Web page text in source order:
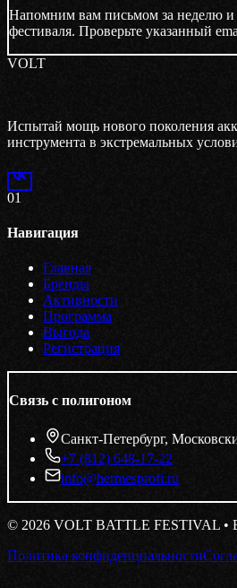
Напомним вам письмом за неделю и
фестиваля. Проверьте указанный
VOLT
Испытай мощь нового поколения
инструмента в экстремальных
01
Навигация
Главная
Бренды
Активности
Программа
Выгода
Регистрация
Связь с полигоном
Санкт-Петербург,
+7 (812) 648-17-22
info@hermesprofi.ru
© 2026 VOLT BATTLE FESTIVAL •
Политика конфиденциальности